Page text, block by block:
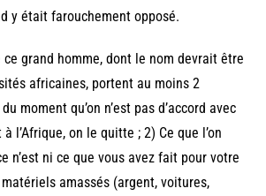
y était farouchement opposé.
grand homme, dont le nom devrait être
africaines, portent au moins 2
moment qu’on n’est pas d’accord avec
l’Afrique, on le quitte ; 2) Ce que l’on
n’est ni ce que vous avez fait pour votre
amassés (argent, voitures,